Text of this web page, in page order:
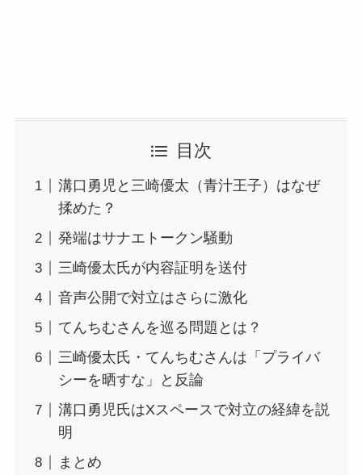
目次
溝口勇児と三崎優太（青汁王子）はなぜ
揉めた？
発端はサナエトークン騒動
三崎優太氏が内容証明を送付
音声公開で対立はさらに激化
てんちむさんを巡る問題とは？
三崎優太氏・てんちむさんは「プライバ
シーを晒すな」と反論
溝口勇児氏はXスペースで対立の経緯を説
明
まとめ